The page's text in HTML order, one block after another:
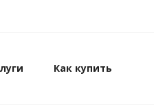
Как купить